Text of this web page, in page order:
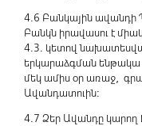
4.6 Բանկային ավանդի
Բանկն իրավասու է
4.3. կետով
երկարաձգման
մեկ ամիս օր առաջ,
Ավանդատուին:
4.7 Ձեր Ավանդը կարող